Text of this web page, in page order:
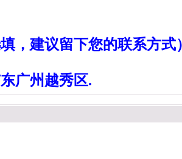
填，建议留下您的联系
广州越秀区.